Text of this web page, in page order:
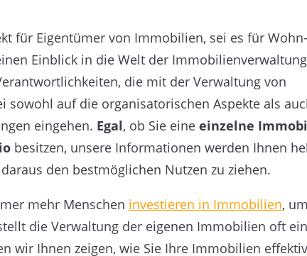
für Eigentümer von Immobilien, sei es für
Einblick in die Welt der
die mit der Verwaltung von
auf die organisatorischen Aspekte als
eingehen. Egal, ob Sie eine einzelne
besitzen, unsere Informationen werden Ihnen
den bestmöglichen Nutzen zu ziehen.
mehr Menschen investieren in Immobilien,
die Verwaltung der eigenen Immobilien oft
wir Ihnen zeigen, wie Sie Ihre Immobilien effektiv